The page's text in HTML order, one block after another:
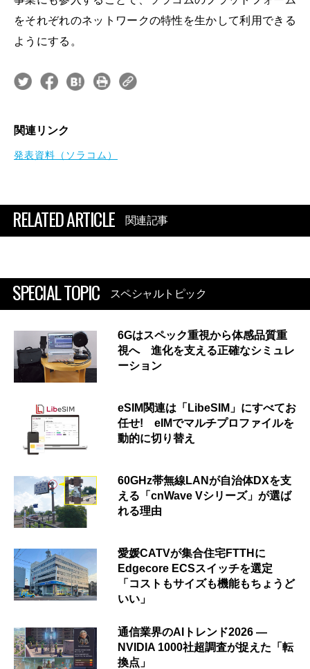
をそれぞれのネットワークの特性を生かして利用できる
ようにする。
関連リンク
発表資料（ソラコム）
RELATED ARTICLE 関連記事
SPECIAL TOPIC スペシャルトピック
6Gはスペック重視から体感品質重
視へ 進化を支える正確なシミュレ
ーション
eSIM関連は「LibeSIM」にすべてお
任せ! eIMでマルチプロファイルを
動的に切り替え
60GHz帯無線LANが自治体DXを支
える「cnWave Vシリーズ」が選ば
れる理由
愛媛CATVが集合住宅FTTHに
Edgecore ECSスイッチを選定
「コストもサイズも機能もちょうど
いい」
通信業界のAIトレンド2026 ―
NVIDIA 1000社超調査が捉えた「転
換点」